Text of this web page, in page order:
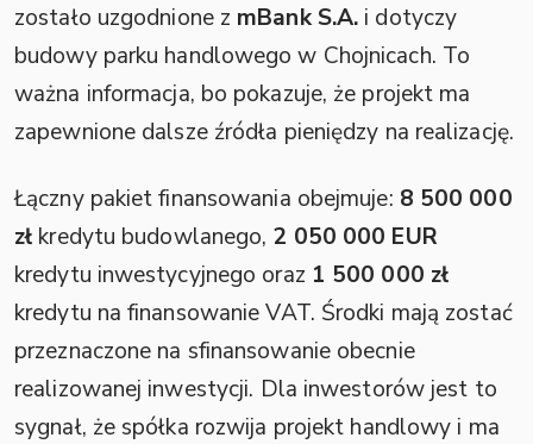
zostało uzgodnione z mBank S.A. i dotyczy
budowy parku handlowego w Chojnicach. To
ważna informacja, bo pokazuje, że projekt ma
zapewnione dalsze źródła pieniędzy na realizację.
Łączny pakiet finansowania obejmuje: 8 500 000
zł kredytu budowlanego, 2 050 000 EUR
kredytu inwestycyjnego oraz 1 500 000 zł
kredytu na finansowanie VAT. Środki mają zostać
przeznaczone na sfinansowanie obecnie
realizowanej inwestycji. Dla inwestorów jest to
sygnał, że spółka rozwija projekt handlowy i ma